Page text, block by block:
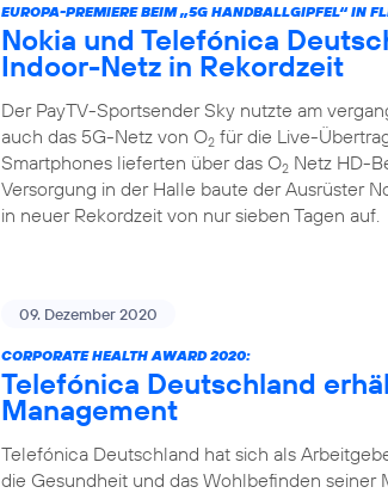
EUROPA-PREMIERE BEIM „5G HANDBALLGIPFEL“ IN
Nokia und Telefónica
Indoor-Netz in Rekordzeit
Der PayTV-Sportsender Sky nutzte am
auch das 5G-Netz von O2 für die Live-
Smartphones lieferten über das O2 Netz HD-
Versorgung in der Halle baute der Ausrüster
in neuer Rekordzeit von nur sieben Tagen auf.
09. Dezember 2020
CORPORATE HEALTH AWARD 2020:
Telefónica Deutschland
Management
Telefónica Deutschland hat sich als
die Gesundheit und das Wohlbefinden seiner